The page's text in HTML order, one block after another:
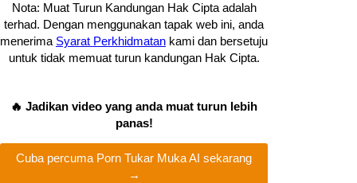
Nota: Muat Turun Kandungan Hak Cipta adalah
terhad. Dengan menggunakan tapak web ini, anda
menerima Syarat Perkhidmatan kami dan bersetuju
untuk tidak memuat turun kandungan Hak Cipta.
🔥 Jadikan video yang anda muat turun lebih
panas!
Cuba percuma Porn Tukar Muka AI sekarang
→